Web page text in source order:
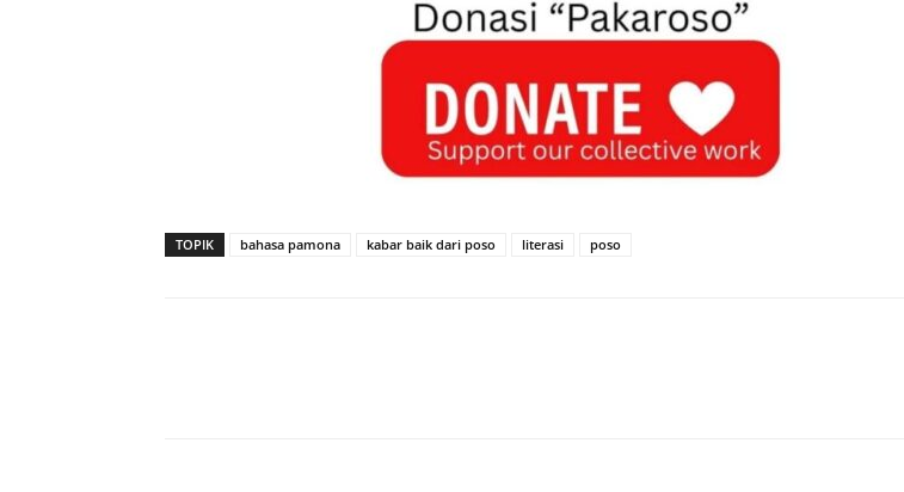
TOPIK bahasa pamona kabar baik dari poso literasi poso